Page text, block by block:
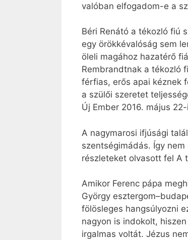
valóban elfogadom-e a
Béri Renátó a tékozló fiú
egy örökké­valóság sem
öleli magához hazatérő
Rembrandtnak a tékozló
férfias, erős apai kéznek
a szülői szeretet
Új Ember 2016. május
A nagymarosi ifjúsági
szentségimádás. Így
részleteket olvasott fel A
Amikor Ferenc pápa
György
fölösleges hangsúlyozni
nagyon is indokolt,
irgalmas voltát. Jézus